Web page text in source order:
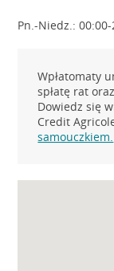
Pn.-Niedz.:
Wpłatomaty
spłatę rat oraz
Dowiedz się
Credit
samouczkiem.